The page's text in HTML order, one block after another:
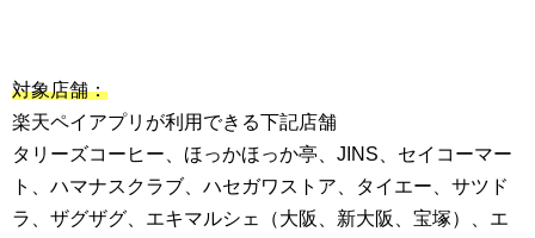
対象店舗：
楽天ペイアプリが利用できる下記店舗
タリーズコーヒー、ほっかほっか亭、JINS、セイコーマー
ト、ハマナスクラブ、ハセガワストア、タイエー、サツド
ラ、ザグザグ、エキマルシェ（大阪、新大阪、宝塚）、エ